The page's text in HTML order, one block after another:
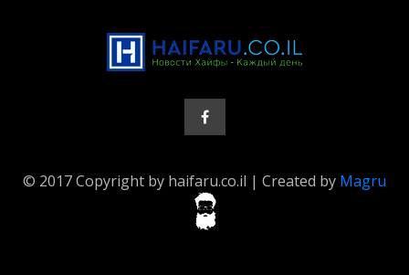
© 2017 Copyright by haifaru.co.il | Created by Magru